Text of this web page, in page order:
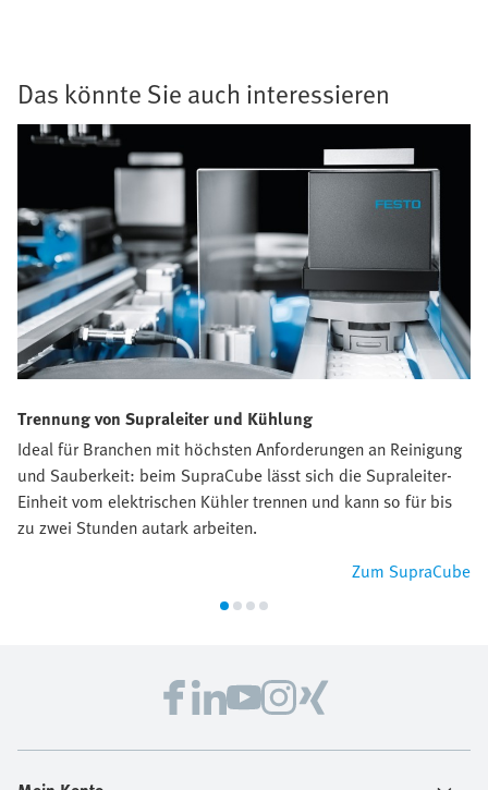
Das könnte Sie auch interessieren
Trennung von Supraleiter und Kühlung
Ideal für Branchen mit höchsten Anforderungen an Reinigung
und Sauberkeit: beim SupraCube lässt sich die Supraleiter-
Einheit vom elektrischen Kühler trennen und kann so für bis
zu zwei Stunden autark arbeiten.
Zum SupraCube